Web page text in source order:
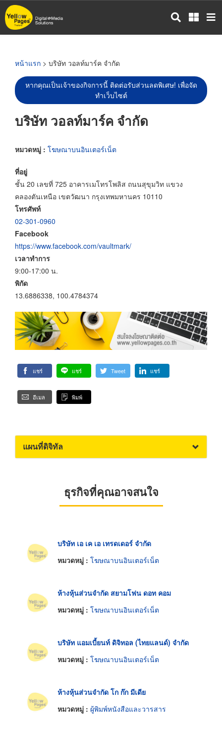
ข้าม
ไป
หน้าแรก > บริษัท วอลท์มาร์ค จำกัด
หากคุณเป็นเจ้าของกิจการนี้ ติดต่อรับส่วนลดพิเศษ! เพื่อจัด
ทำเว็บไซต์
บริษัท วอลท์มาร์ค จำกัด
หมวดหมู่ : โฆษณาบนอินเตอร์เน็ต
ที่อยู่
ชั้น 20 เลขที่ 725 อาคารเมโทรโพลิส ถนนสุขุมวิท แขวง
คลองตันเหนือ เขตวัฒนา กรุงเทพมหานคร 10110
โทรศัพท์
02-301-0960
Facebook
https://www.facebook.com/vaultmark/
เวลาทำการ
9:00-17:00 น.
พิกัด
13.6886338, 100.4784374
แชร์ แชร์ Tweet แชร์
อีเมล พิมพ์
แผนที่ดิจิทัล
ธุรกิจที่คุณอาจสนใจ
บริษัท เอ เค เอ เทรดเดอร์ จำกัด
หมวดหมู่ : โฆษณาบนอินเตอร์เน็ต
ห้างหุ้นส่วนจำกัด สยามโฟน ดอท คอม
หมวดหมู่ : โฆษณาบนอินเตอร์เน็ต
บริษัท แอมเบี้ยนท์ ดิจิทอล (ไทยแลนด์) จำกัด
หมวดหมู่ : โฆษณาบนอินเตอร์เน็ต
ห้างหุ้นส่วนจำกัด โก ก๊ก มีเดีย
หมวดหมู่ : ผู้พิมพ์หนังสือและวารสาร